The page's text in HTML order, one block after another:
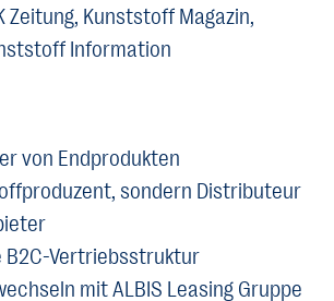
Zeitung, Kunststoff Magazin,
Information
von Endprodukten
sondern Distributeur
Vertriebsstruktur
mit ALBIS Leasing Gruppe